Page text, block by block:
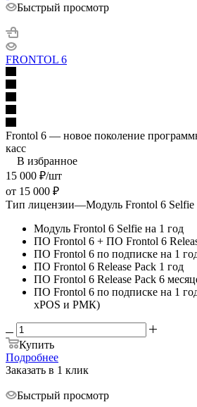
Быстрый просмотр
FRONTOL 6
Frontol 6 — новое поколение
касс
В избранное
15 000 ₽/шт
от 15 000 ₽
Тип лицензии—Модуль Frontol 6 Selfie
Модуль Frontol 6 Selfie на 1 год
ПО Frontol 6 + ПО Frontol 6
ПО Frontol 6 по подписке на 1
ПО Frontol 6 Release Pack 1 год
ПО Frontol 6 Release Pack 6
ПО Frontol 6 по подписке на 1
xPOS и РМК)
Купить
Подробнее
Заказать в 1 клик
Быстрый просмотр